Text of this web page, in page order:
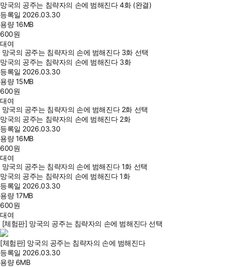
망국의 공주는 침략자의 손에 범해진다 4화 (완결)
등록일 2026.03.30
용량16MB
600원
대여
망국의 공주는 침략자의 손에 범해진다 3화 선택
망국의 공주는 침략자의 손에 범해진다 3화
등록일 2026.03.30
용량15MB
600원
대여
망국의 공주는 침략자의 손에 범해진다 2화 선택
망국의 공주는 침략자의 손에 범해진다 2화
등록일 2026.03.30
용량16MB
600원
대여
망국의 공주는 침략자의 손에 범해진다 1화 선택
망국의 공주는 침략자의 손에 범해진다 1화
등록일 2026.03.30
용량17MB
600원
대여
[체험판] 망국의 공주는 침략자의 손에 범해진다 선택
[체험판] 망국의 공주는 침략자의 손에 범해진다
등록일 2026.03.30
용량 6MB